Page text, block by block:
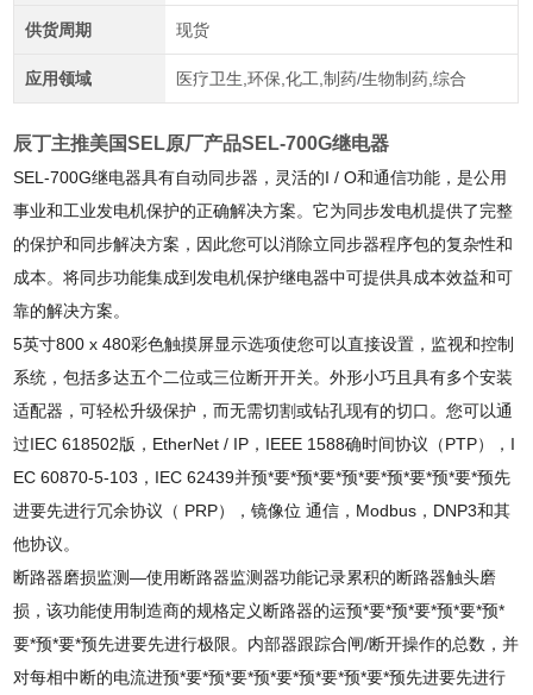
供货周期 现货
应用领域 医疗卫生,环保,化工,制药/生物制药,综合
辰丁主推美国SEL原厂产品SEL-700G继电器
SEL-700G继电器具有自动同步器，灵活的I / O和通信功能，是公用
事业和工业发电机保护的正确解决方案。它为同步发电机提供了完整
的保护和同步解决方案，因此您可以消除立同步器程序包的复杂性和
成本。将同步功能集成到发电机保护继电器中可提供具成本效益和可
靠的解决方案。
5英寸800 x 480彩色触摸屏显示选项使您可以直接设置，监视和控制
系统，包括多达五个二位或三位断开开关。外形小巧且具有多个安装
适配器，可轻松升级保护，而无需切割或钻孔现有的切口。您可以通
过IEC 618502版，EtherNet / IP，IEEE 1588确时间协议（PTP），I
EC 60870-5-103，IEC 62439并预*要*预*要*预*要*预*要*预*要*预先
进要先进行冗余协议（ PRP），镜像位 通信，Modbus，DNP3和其
他协议。
断路器磨损监测—使用断路器监测器功能记录累积的断路器触头磨
损，该功能使用制造商的规格定义断路器的运预*要*预*要*预*要*预*
要*预*要*预先进要先进行极限。内部器跟踪合闸/断开操作的总数，并
对每相中断的电流进预*要*预*要*预*要*预*要*预*要*预先进要先进行